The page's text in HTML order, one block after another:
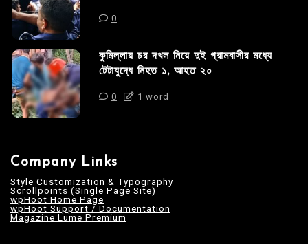
0
কুমিল্লায় চর দখল নিয়ে দুই গ্রামবাসীর মধ্যে
টেটাযুদ্ধে নিহত ১, আহত ২০
0 1 word
Company Links
Style Customization & Typography
Scrollpoints (Single Page Site)
wpHoot Home Page
wpHoot Support / Documentation
Magazine Lume Premium